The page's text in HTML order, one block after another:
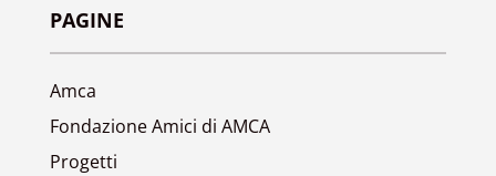
PAGINE
Amca
Fondazione Amici di AMCA
Progetti